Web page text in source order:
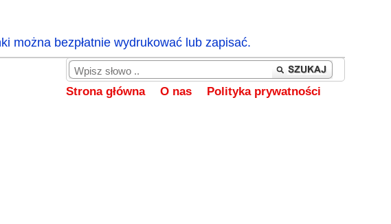
można bezpłatnie wydrukować lub zapisać.
Strona główna O nas Polityka prywatności